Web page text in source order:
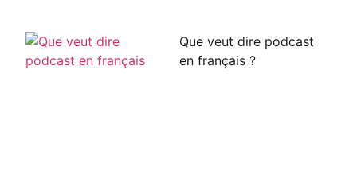
Que veut dire podcast
en français ?